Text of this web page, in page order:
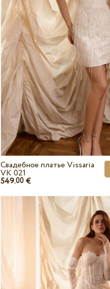
Свадебное платье Vissaria
VK 021
549.00 €